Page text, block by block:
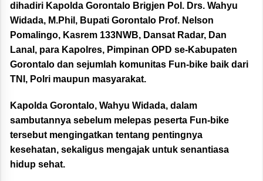
dihadiri Kapolda Gorontalo Brigjen Pol. Drs. Wahyu
Widada, M.Phil, Bupati Gorontalo Prof. Nelson
Pomalingo, Kasrem 133NWB, Dansat Radar, Dan
Lanal, para Kapolres, Pimpinan OPD se-Kabupaten
Gorontalo dan sejumlah komunitas Fun-bike baik dari
TNI, Polri maupun masyarakat.
Kapolda Gorontalo, Wahyu Widada, dalam
sambutannya sebelum melepas peserta Fun-bike
tersebut mengingatkan tentang pentingnya
kesehatan, sekaligus mengajak untuk senantiasa
hidup sehat.